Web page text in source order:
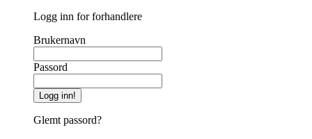
Logg inn for forhandlere
Brukernavn
Passord
Logg inn!
Glemt passord?